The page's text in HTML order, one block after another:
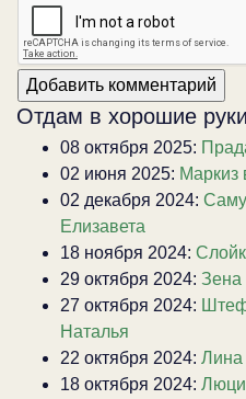
Отдам в хорошие руки
08 октября 2025:
02 июня 2025: Маркиз
02 декабря 2024:
Елизавета
18 ноября 2024:
29 октября 2024: Зена
27 октября 2024:
Наталья
22 октября 2024: Лина
18 октября 2024: